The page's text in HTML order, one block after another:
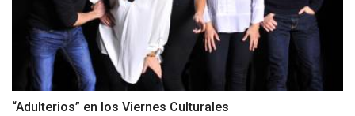
“Adulterios” en los Viernes Culturales